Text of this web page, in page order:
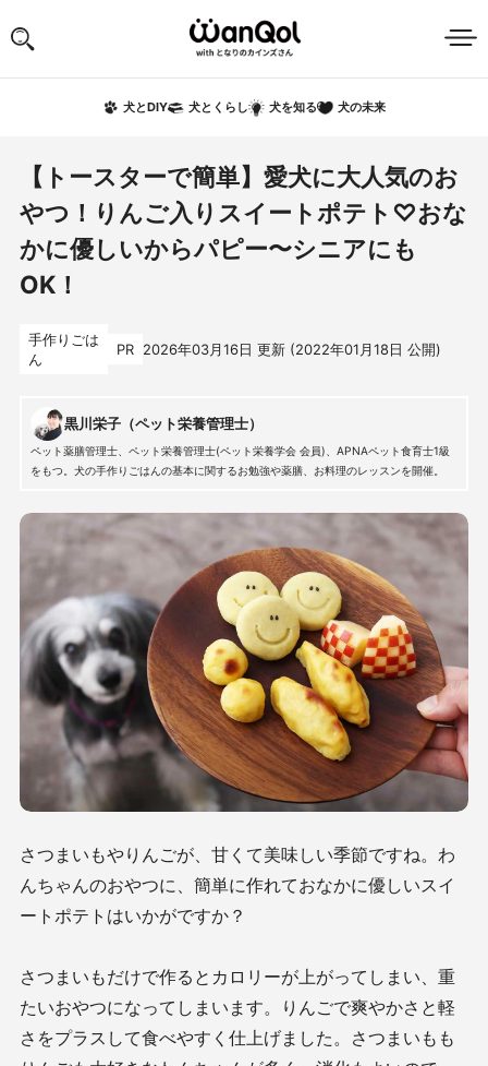
犬とDIY 犬とくらし 犬を知る 犬の未来
【トースターで簡単】愛犬に大人気のお
やつ！りんご入りスイートポテト♡おな
かに優しいからパピー〜シニアにも
OK！
手作りごは
ん
PR 2026年03月16日 更新 (2022年01月18日 公開)
黒川栄子（ペット栄養管理士）
ペット薬膳管理士、ペット栄養管理士(ペット栄養学会 会員)、APNAペット食育士1級
をもつ。犬の手作りごはんの基本に関するお勉強や薬膳、お料理のレッスンを開催。
さつまいもやりんごが、甘くて美味しい季節ですね。わ
んちゃんのおやつに、簡単に作れておなかに優しいスイ
ートポテトはいかがですか？
さつまいもだけで作るとカロリーが上がってしまい、重
たいおやつになってしまいます。りんごで爽やかさと軽
さをプラスして食べやすく仕上げました。さつまいもも